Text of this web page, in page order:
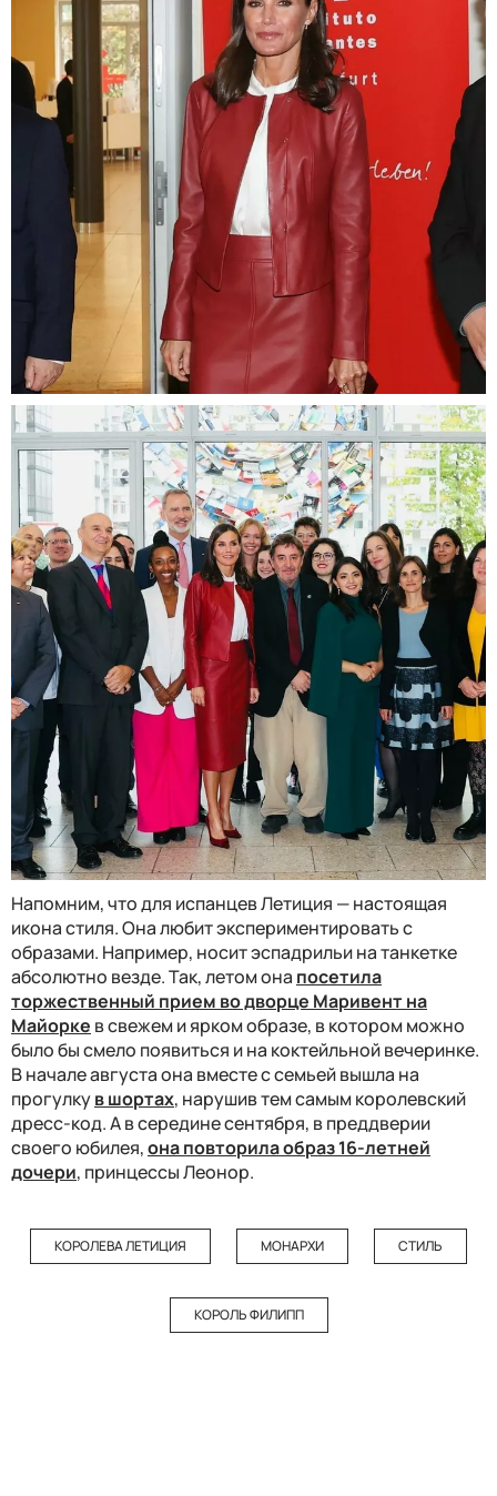
Напомним, что для испанцев Летиция — настоящая
икона стиля. Она любит экспериментировать с
образами. Например, носит эспадрильи на танкетке
абсолютно везде. Так, летом она посетила
торжественный прием во дворце Маривент на
Майорке в свежем и ярком образе, в котором можно
было бы смело появиться и на коктейльной вечеринке.
В начале августа она вместе с семьей вышла на
прогулкув шортах, нарушив тем самым королевский
дресс-код. А в середине сентября, в преддверии
своего юбилея,она повторила образ 16-летней
дочери, принцессы Леонор.
КОРОЛЕВА ЛЕТИЦИЯ МОНАРХИ СТИЛЬ
КОРОЛЬ ФИЛИПП